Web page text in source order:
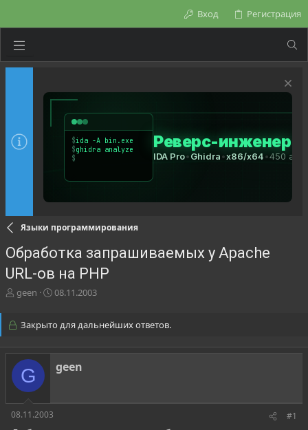
Вход Регистрация
Языки программирования
Обработка запрашиваемых у Apache
URL-ов на PHP
А
о
т
е
м
ы
geen
Д
а
а
ч
а
08.11.2003
Закрыто для дальнейших ответов.
G geen
08.11.2003 #1